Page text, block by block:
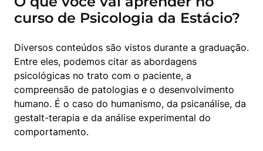
curso de Psicologia da Estácio?
Diversos conteúdos são vistos durante a graduação.
Entre eles, podemos citar as abordagens
psicológicas no trato com o paciente, a
compreensão de patologias e o desenvolvimento
humano. É o caso do humanismo, da psicanálise, da
gestalt-terapia e da análise experimental do
comportamento.